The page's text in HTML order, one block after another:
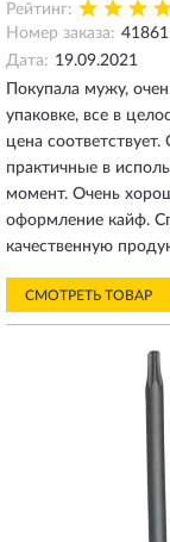
Рейтинг:
Номер заказа: 41861
Дата: 19.09.2021
Покупала мужу,
упаковке, все в
цена
практичные в
момент. Очень
оформление кайф.
качественную
СМОТРЕТЬ ТОВАР